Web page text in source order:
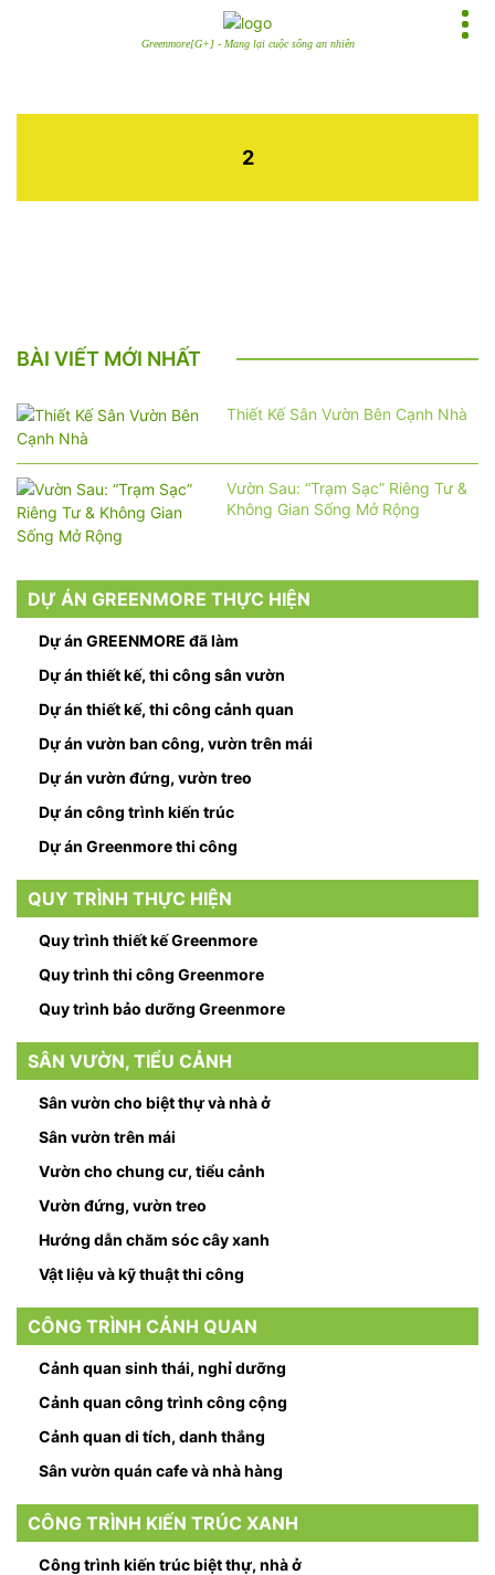
Greenmore[G+] - Mang lại cuộc sống an nhiên
2
BÀI VIẾT MỚI NHẤT
Thiết Kế Sân Vườn Bên Cạnh Nhà
Vườn Sau: “Trạm Sạc” Riêng Tư &
Không Gian Sống Mở Rộng
DỰ ÁN GREENMORE THỰC HIỆN
Dự án GREENMORE đã làm
Dự án thiết kế, thi công sân vườn
Dự án thiết kế, thi công cảnh quan
Dự án vườn ban công, vườn trên mái
Dự án vườn đứng, vườn treo
Dự án công trình kiến trúc
Dự án Greenmore thi công
QUY TRÌNH THỰC HIỆN
Quy trình thiết kế Greenmore
Quy trình thi công Greenmore
Quy trình bảo dưỡng Greenmore
SÂN VƯỜN, TIỂU CẢNH
Sân vườn cho biệt thự và nhà ở
Sân vườn trên mái
Vườn cho chung cư, tiểu cảnh
Vườn đứng, vườn treo
Hướng dẫn chăm sóc cây xanh
Vật liệu và kỹ thuật thi công
CÔNG TRÌNH CẢNH QUAN
Cảnh quan sinh thái, nghỉ dưỡng
Cảnh quan công trình công cộng
Cảnh quan di tích, danh thắng
Sân vườn quán cafe và nhà hàng
CÔNG TRÌNH KIẾN TRÚC XANH
Công trình kiến trúc biệt thự, nhà ở